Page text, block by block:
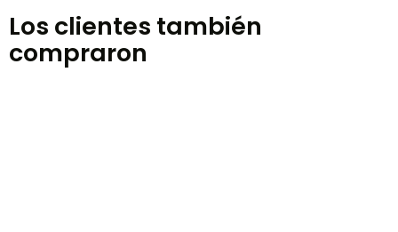
Los clientes también
compraron